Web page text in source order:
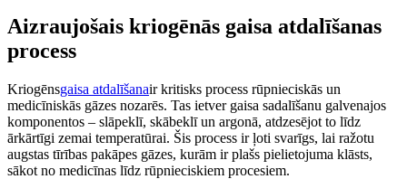
Aizraujošais kriogēnās gaisa atdalīšanas
process
Kriogēnsgaisa atdalīšanair kritisks process rūpnieciskās un
medicīniskās gāzes nozarēs. Tas ietver gaisa sadalīšanu galvenajos
komponentos – slāpeklī, skābeklī un argonā, atdzesējot to līdz
ārkārtīgi zemai temperatūrai. Šis process ir ļoti svarīgs, lai ražotu
augstas tīrības pakāpes gāzes, kurām ir plašs pielietojuma klāsts,
sākot no medicīnas līdz rūpnieciskiem procesiem.